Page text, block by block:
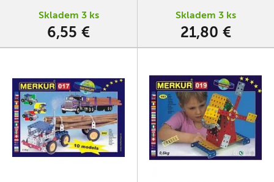
Merkurem začínají, ale také pro
modely si lze hrát, jsou velmi
Skladem 3 ks
6,55 €
Skladem 3 ks
21,80 €